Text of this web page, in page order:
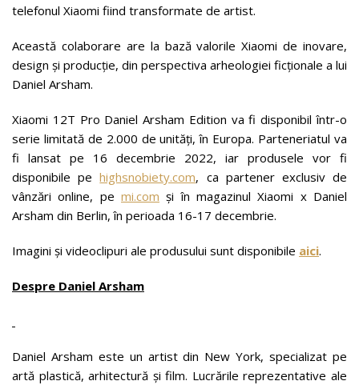
telefonul Xiaomi fiind transformate de artist.
Această colaborare are la bază valorile Xiaomi de inovare,
design și producție, din perspectiva arheologiei ficționale a lui
Daniel Arsham.
Xiaomi 12T Pro Daniel Arsham Edition va fi disponibil într-o
serie limitată de 2.000 de unități, în Europa. Parteneriatul va
fi lansat pe 16 decembrie 2022, iar produsele vor fi
disponibile pehighsnobiety.com, ca partener exclusiv de
vânzări online, pe mi.com și în magazinul Xiaomi x Daniel
Arsham din Berlin, în perioada 16-17 decembrie.
Imagini și videoclipuri ale produsului sunt disponibile aici.
Despre Daniel Arsham
Daniel Arsham este un artist din New York, specializat pe
artă plastică, arhitectură și film. Lucrările reprezentative ale